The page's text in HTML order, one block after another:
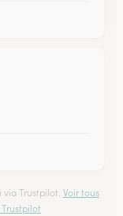
Trustpilot. Voir tous